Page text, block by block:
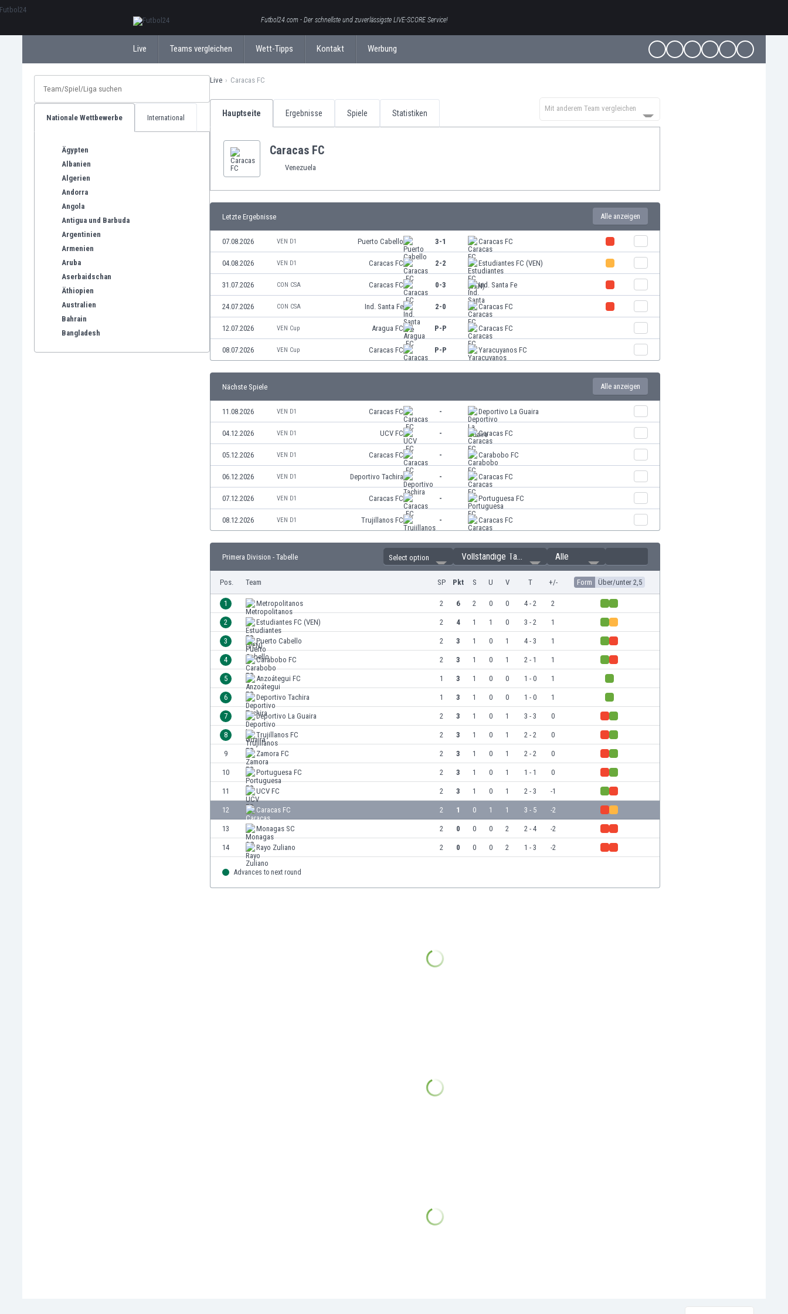
Futbol24.com - Der schnellste und zuverlässigste LIVE-SCORE Service!
Live Teams vergleichen Wett-Tipps Kontakt Werbung
Nationale Wettbewerbe International
Ägypten
Albanien
Algerien
Andorra
Angola
Antigua und Barbuda
Argentinien
Armenien
Aruba
Aserbaidschan
Äthiopien
Australien
Bahrain
Bangladesh
Live Caracas FC
Hauptseite Ergebnisse Spiele Statistiken
Mit anderem Team vergleichen
Caracas FC
Venezuela
Letzte Ergebnisse Alle anzeigen
07.08.2026 VEN D1 Puerto Cabello 3-1 Caracas FC
04.08.2026 VEN D1 Caracas FC 2-2 Estudiantes FC (VEN)
31.07.2026 CON CSA Caracas FC 0-3 Ind. Santa Fe
24.07.2026 CON CSA Ind. Santa Fe 2-0 Caracas FC
12.07.2026 VEN Cup Aragua FC P-P Caracas FC
08.07.2026 VEN Cup Caracas FC P-P Yaracuyanos FC
Nächste Spiele Alle anzeigen
11.08.2026 VEN D1 Caracas FC - Deportivo La Guaira
04.12.2026 VEN D1 UCV FC - Caracas FC
05.12.2026 VEN D1 Caracas FC - Carabobo FC
06.12.2026 VEN D1 Deportivo Tachira - Caracas FC
07.12.2026 VEN D1 Caracas FC - Portuguesa FC
08.12.2026 VEN D1 Trujillanos FC - Caracas FC
Primera Division - Tabelle Select option Vollständige Tabelle Alle
Pos. Team SP Pkt S U V T +/- Form Über/unter 2,5
1 Metropolitanos 2 6 2 0 0 4 - 2 2
2 Estudiantes FC (VEN) 2 4 1 1 0 3 - 2 1
3 Puerto Cabello 2 3 1 0 1 4 - 3 1
4 Carabobo FC 2 3 1 0 1 2 - 1 1
5 Anzoátegui FC 1 3 1 0 0 1 - 0 1
6 Deportivo Tachira 1 3 1 0 0 1 - 0 1
7 Deportivo La Guaira 2 3 1 0 1 3 - 3 0
8 Trujillanos FC 2 3 1 0 1 2 - 2 0
9 Zamora FC 2 3 1 0 1 2 - 2 0
10 Portuguesa FC 2 3 1 0 1 1 - 1 0
11 UCV FC 2 3 1 0 1 2 - 3 -1
12 Caracas FC 2 1 0 1 1 3 - 5 -2
13 Monagas SC 2 0 0 0 2 2 - 4 -2
14 Rayo Zuliano 2 0 0 0 2 1 - 3 -2
Advances to next round